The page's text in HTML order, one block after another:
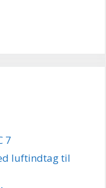
7
luftindtag til